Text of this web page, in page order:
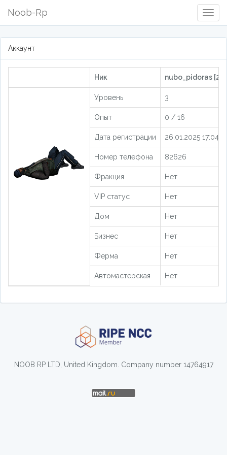
Noob-Rp
Аккаунт
Ник nubo_pidoras
Уровень 3
Опыт 0 / 16
Дата регистрации 26.01.2025 17:04:55
Номер телефона 82626
Фракция Нет
VIP статус Нет
Дом Нет
Бизнес Нет
Ферма Нет
Автомастерская Нет
NOOB RP LTD, United Kingdom. Company number 14764917